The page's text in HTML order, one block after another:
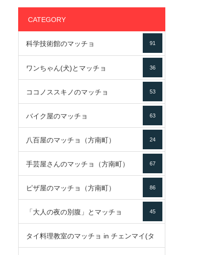
CATEGORY
科学技術館のマッチョ 91
ワンちゃん(犬)とマッチョ 36
ココノススキノのマッチョ 53
バイク屋のマッチョ 63
八百屋のマッチョ（方南町） 24
手芸屋さんのマッチョ（方南町） 67
ピザ屋のマッチョ（方南町） 86
「大人の夜の別腹」とマッチョ 45
タイ料理教室のマッチョ in チェンマイ(タ